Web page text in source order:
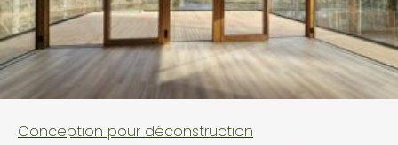
Conception pour déconstruction